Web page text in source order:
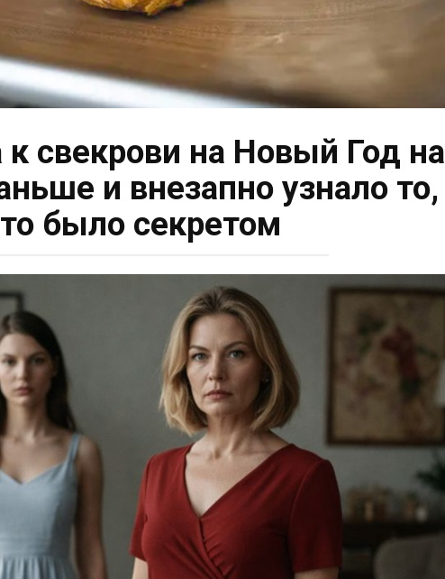
свекрови на Новый Год на
и внезапно узнало то,
было секретом